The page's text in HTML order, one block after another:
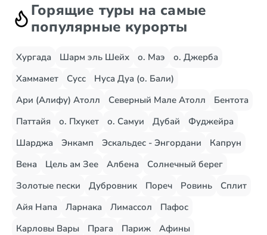
Горящие туры на самые
популярные курорты
Хургада Шарм эль Шейх о. Маэ
о. Джерба
Хаммамет
Сусс
Нуса Дуа (о. Бали)
Ари (Алифу) Атолл
Северный Мале Атолл
Бентота
Паттайя
о. Пхукет о. Самуи Дубай
Фуджейра
Шарджа
Энкамп Эскальдес - Энгордани
Капрун
Вена
Цель ам Зее Албена
Солнечный берег
Золотые пески
Дубровник Пореч Ровинь
Сплит
Айя Напа
Ларнака Лимассол
Пафос
Карловы Вары
Прага Париж
Афины